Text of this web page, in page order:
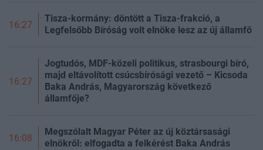
16:27
Tisza-kormány: döntött a Tisza-frakció, a
Legfelsőbb Bíróság volt elnöke lesz az új államfő
16:27
Jogtudós, MDF-közeli politikus, strasbourgi bíró,
majd eltávolított csúcsbírósági vezető – Kicsoda
Baka András, Magyarország következő
államfője?
16:08
Megszólalt Magyar Péter az új köztársasági
elnökről: elfogadta a felkérést Baka András